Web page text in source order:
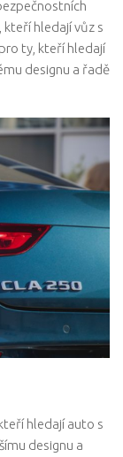
hledají vůz s
ty, kteří hledají
designu a řadě
hledají auto s
designu a